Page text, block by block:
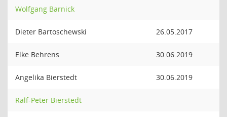
Wolfgang Barnick
Dieter Bartoschewski 26.05.2017
Elke Behrens 30.06.2019
Angelika Bierstedt 30.06.2019
Ralf-Peter Bierstedt